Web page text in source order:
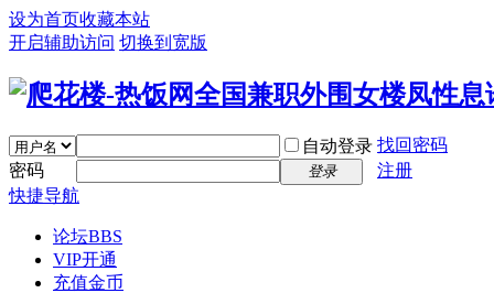
设为首页收藏本站
开启辅助访问 切换到宽版
自动登录 找回密码
密码
登录
注册
快捷导航
论坛BBS
VIP开通
充值金币